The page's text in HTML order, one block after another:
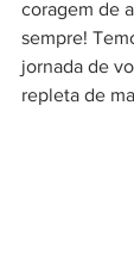
coragem de
sempre!
jornada de
repleta de